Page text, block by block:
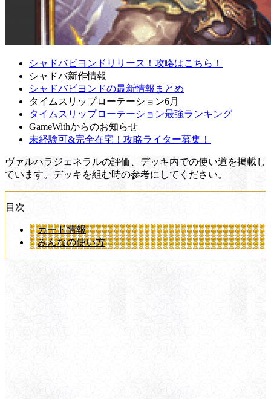
シャドバビヨンドリリース！攻略はこちら！
シャドバ新作情報
シャドバビヨンドの最新情報まとめ
タイムスリップローテーション6月
タイムスリップローテーション最強ランキング
GameWithからのお知らせ
未経験可&完全在宅！攻略ライター募集！
ヴァルハラジェネラルの評価、デッキ内での使い道を掲載し
ています。デッキを組む時の参考にしてください。
目次
カード情報
みんなの使い方